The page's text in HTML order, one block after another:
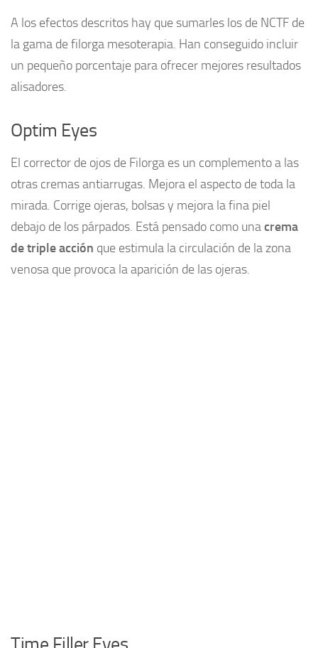
A los efectos descritos hay que sumarles los de NCTF de
la gama de filorga mesoterapia. Han conseguido incluir
un pequeño porcentaje para ofrecer mejores resultados
alisadores.
Optim Eyes
El corrector de ojos de Filorga es un complemento a las
otras cremas antiarrugas. Mejora el aspecto de toda la
mirada. Corrige ojeras, bolsas y mejora la fina piel
debajo de los párpados. Está pensado como unacrema
de triple acción que estimula la circulación de la zona
venosa que provoca la aparición de las ojeras.